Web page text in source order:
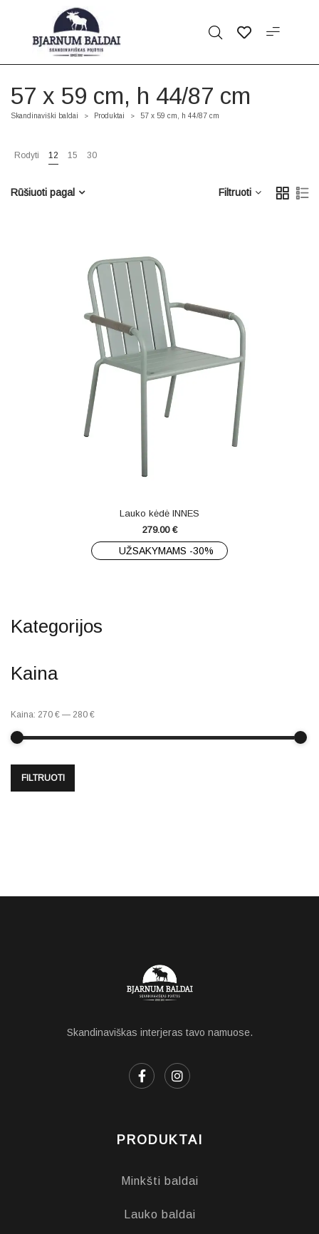
57 x 59 cm, h 44/87 cm
Skandinaviški baldai > Produktai > 57 x 59 cm, h 44/87 cm
Rodyti 12 15 30
Filtruoti
Rūšiuoti pagal
Lauko kėdė INNES
279.00 €
UŽSAKYMAMS -30%
Kategorijos
Kaina
FILTRUOTI
Kaina: 270 € — 280 €
Skandinaviškas interjeras tavo namuose.
PRODUKTAI
Minkšti baldai
Lauko baldai